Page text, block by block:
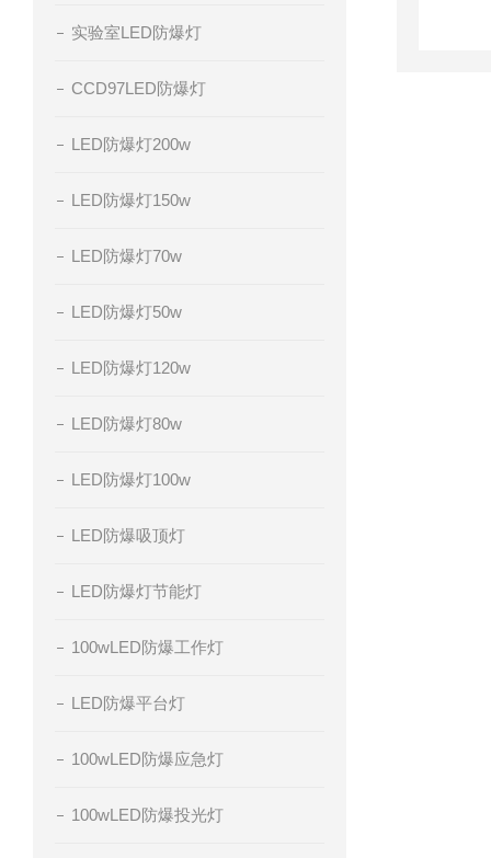
实验室LED防爆灯
CCD97LED防爆灯
LED防爆灯200w
LED防爆灯150w
LED防爆灯70w
LED防爆灯50w
LED防爆灯120w
LED防爆灯80w
LED防爆灯100w
LED防爆吸顶灯
LED防爆灯节能灯
100wLED防爆工作灯
LED防爆平台灯
100wLED防爆应急灯
100wLED防爆投光灯